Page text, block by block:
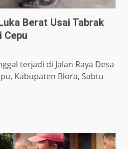
Berat Usai Tabrak
Cepu
terjadi di Jalan Raya Desa
Kabupaten Blora, Sabtu